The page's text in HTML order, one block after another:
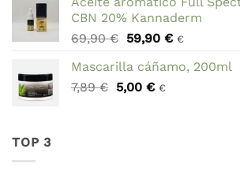
original
era:
78,95 €.
actual
es:
44,95 €.
CBN 20% Kannaderm
69,90€ El
original
era:
59,90 €El
actual
€
Mascarilla cáñamo, 200ml
7,89€ El
5,00 €El
€
TOP 3